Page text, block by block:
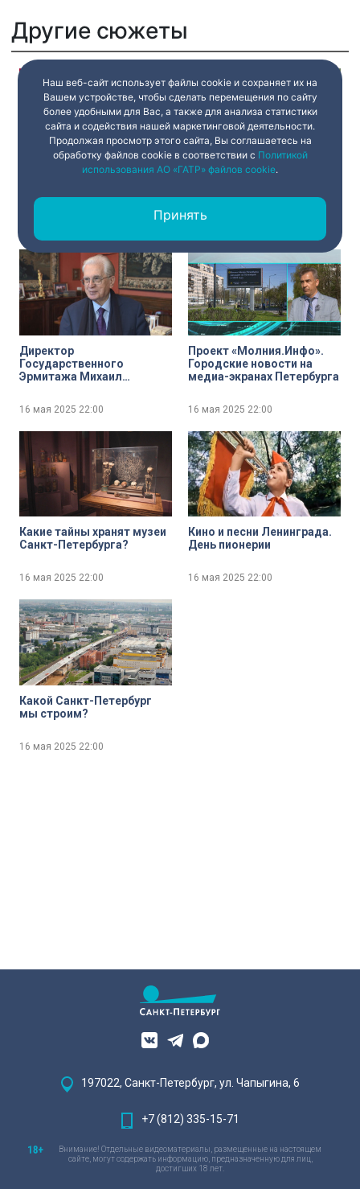
Другие сюжеты
Дайджест 99. Главные
Медицинская сестра. В
к больному
Директор
Государственного
Эрмитажа Михаил
ежегодный отчёт
16 мая 2025 22:00
Проект «Молния.Инфо».
Городские новости на
медиа-экранах Петербурга
16 мая 2025 22:00
Какие тайны хранят музеи
Санкт-Петербурга?
16 мая 2025 22:00
Кино и песни Ленинграда.
День пионерии
16 мая 2025 22:00
Какой Санкт-Петербург
мы строим?
16 мая 2025 22:00
Наш веб-сайт использует файлы cookie и сохраняет их на
Вашем устройстве, чтобы сделать перемещения по сайту
более удобными для Вас, а также для анализа статистики
сайта и содействия нашей маркетинговой деятельности.
Продолжая просмотр этого сайта, Вы соглашаетесь на
обработку файлов cookie в соответствии с Политикой
использования АО «ГАТР» файлов cookie.
Принять
197022, Санкт-Петербург, ул. Чапыгина, 6
+7 (812) 335-15-71
Внимание! Отдельные видеоматериалы, размещенные на настоящем
сайте, могут содержать информацию, предназначенную для лиц,
достигших 18 лет.